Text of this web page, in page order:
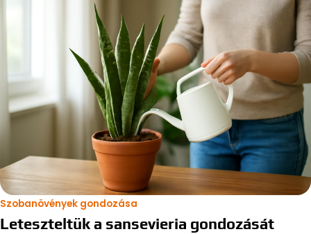
Szobanövények gondozása
Leteszteltük a sansevieria gondozását